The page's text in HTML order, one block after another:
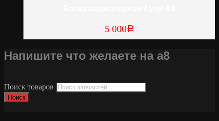
5 000Р
Напишите что желаете на а8
Поиск товаров
Поиск